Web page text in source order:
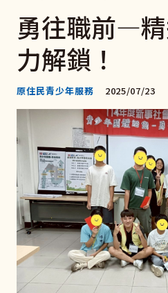
勇往職前—
力解鎖！
原住民青少年服務 2025/07/23